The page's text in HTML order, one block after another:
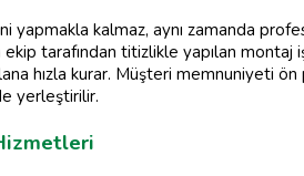
yapmakla kalmaz, aynı zamanda
tarafından titizlikle yapılan
hızla kurar. Müşteri memnuniyeti
yerleştirilir.